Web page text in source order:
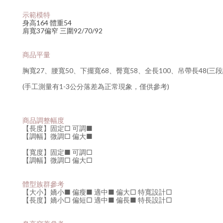
示範模特
身高164 體重54
肩寬37偏窄 三圍92/70/92
商品平量
胸寬27、腰寬50、下擺寬68、臀寬58、全長100、吊帶長48(三
(手工測量有1-3公分落差為正常現象，僅供參考)
商品調整幅度
【長度】固定□ 可調■
【調幅】微調□ 偏大■
【寬度】固定■ 可調□
【調幅】微調□ 偏大□
體型族群參考
【大小】嬌小■ 偏瘦■ 適中■ 偏大□ 特寬設計□
【長度】嬌小□ 偏短□ 適中■ 偏長■ 特長設計□